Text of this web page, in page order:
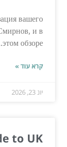
вашего
и в
этом обзоре...
קרא עוד »
יונ 23, 2026
to UK